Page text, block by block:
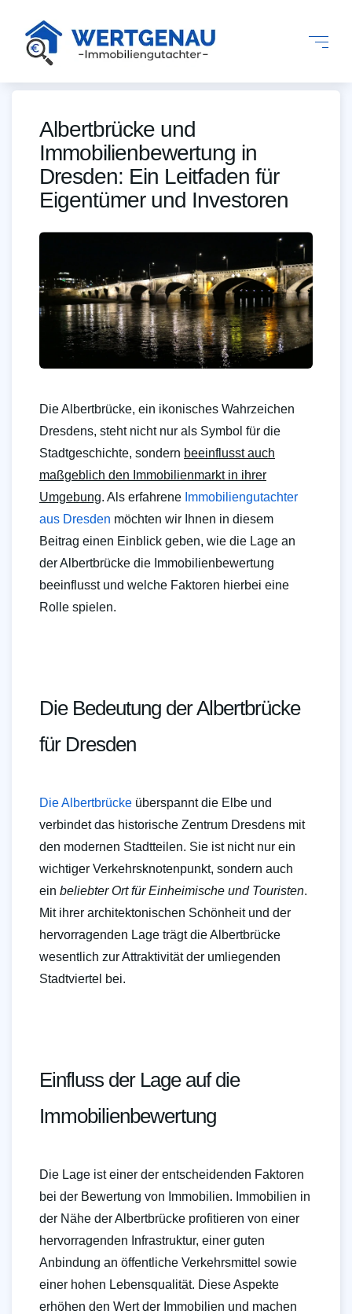
Albertbrücke und
Immobilienbewertung in
Dresden: Ein Leitfaden für
Eigentümer und Investoren
Die Albertbrücke, ein ikonisches Wahrzeichen
Dresdens, steht nicht nur als Symbol für die
Stadtgeschichte, sondern beeinflusst auch
maßgeblich den Immobilienmarkt in ihrer
Umgebung. Als erfahrene Immobiliengutachter
aus Dresden möchten wir Ihnen in diesem
Beitrag einen Einblick geben, wie die Lage an
der Albertbrücke die Immobilienbewertung
beeinflusst und welche Faktoren hierbei eine
Rolle spielen.
Die Bedeutung der Albertbrücke
für Dresden
Die Albertbrücke überspannt die Elbe und
verbindet das historische Zentrum Dresdens mit
den modernen Stadtteilen. Sie ist nicht nur ein
wichtiger Verkehrsknotenpunkt, sondern auch
ein beliebter Ort für Einheimische und Touristen.
Mit ihrer architektonischen Schönheit und der
hervorragenden Lage trägt die Albertbrücke
wesentlich zur Attraktivität der umliegenden
Stadtviertel bei.
Einfluss der Lage auf die
Immobilienbewertung
Die Lage ist einer der entscheidenden Faktoren
bei der Bewertung von Immobilien. Immobilien in
der Nähe der Albertbrücke profitieren von einer
hervorragenden Infrastruktur, einer guten
Anbindung an öffentliche Verkehrsmittel sowie
einer hohen Lebensqualität. Diese Aspekte
erhöhen den Wert der Immobilien und machen